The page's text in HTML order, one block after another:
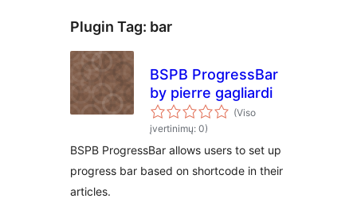
Plugin Tag: bar
BSPB ProgressBar
by pierre gagliardi
(Viso
įvertinimų: 0)
BSPB ProgressBar allows users to set up
progress bar based on shortcode in their
articles.